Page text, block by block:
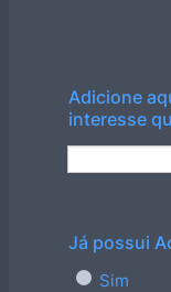
Adicione
interesse
Já possui
Sim